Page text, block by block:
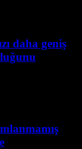
daha geniş